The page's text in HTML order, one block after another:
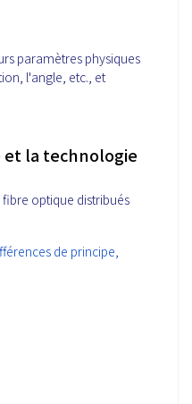
paramètres physiques
l'angle, etc., et
et la technologie
fibre optique distribués
de principe,